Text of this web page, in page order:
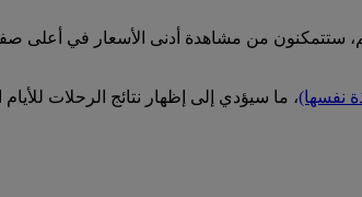
ستتمكنون من مشاهدة أدنى الأسعار في أعلى
نفسها)، ما سيؤدي إلى إظهار نتائج الرحلات للأيام